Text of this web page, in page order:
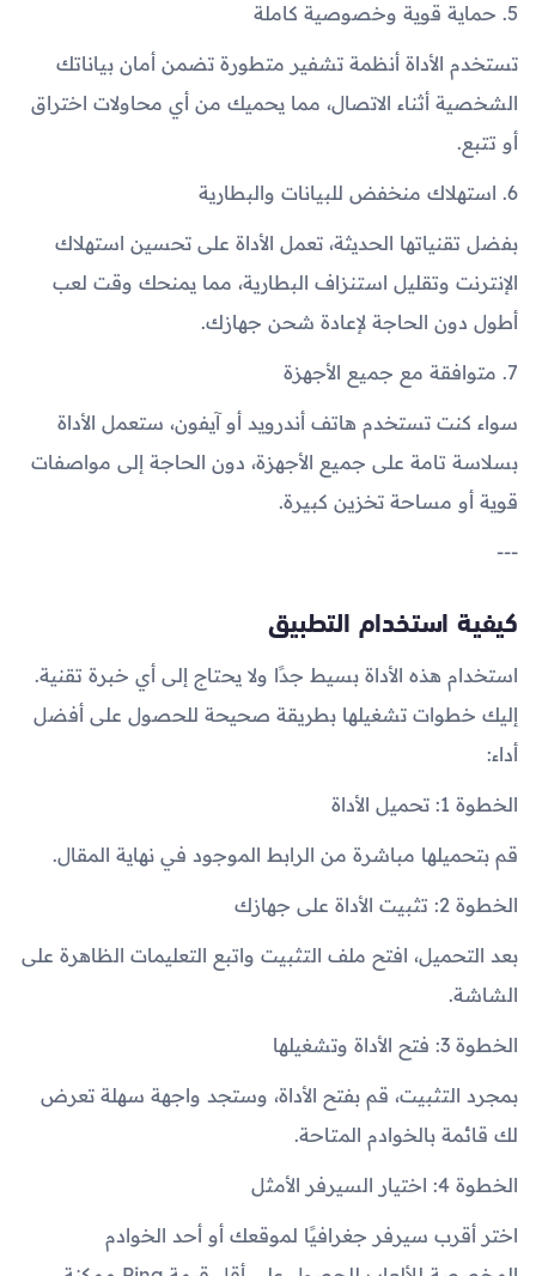
5. حماية قوية وخصوصية كاملة
تستخدم الأداة أنظمة تشفير متطورة تضمن أمان بياناتك
الشخصية أثناء الاتصال، مما يحميك من أي محاولات اختراق
أو تتبع.
6. استهلاك منخفض للبيانات والبطارية
بفضل تقنياتها الحديثة، تعمل الأداة على تحسين استهلاك
الإنترنت وتقليل استنزاف البطارية، مما يمنحك وقت لعب
أطول دون الحاجة لإعادة شحن جهازك.
7. متوافقة مع جميع الأجهزة
سواء كنت تستخدم هاتف أندرويد أو آيفون، ستعمل الأداة
بسلاسة تامة على جميع الأجهزة، دون الحاجة إلى مواصفات
قوية أو مساحة تخزين كبيرة.
---
كيفية استخدام التطبيق
استخدام هذه الأداة بسيط جدًا ولا يحتاج إلى أي خبرة تقنية.
إليك خطوات تشغيلها بطريقة صحيحة للحصول على أفضل
أداء:
الخطوة 1: تحميل الأداة
قم بتحميلها مباشرة من الرابط الموجود في نهاية المقال.
الخطوة 2: تثبيت الأداة على جهازك
بعد التحميل، افتح ملف التثبيت واتبع التعليمات الظاهرة على
الشاشة.
الخطوة 3: فتح الأداة وتشغيلها
بمجرد التثبيت، قم بفتح الأداة، وستجد واجهة سهلة تعرض
لك قائمة بالخوادم المتاحة.
الخطوة 4: اختيار السيرفر الأمثل
اختر أقرب سيرفر جغرافيًا لموقعك أو أحد الخوادم